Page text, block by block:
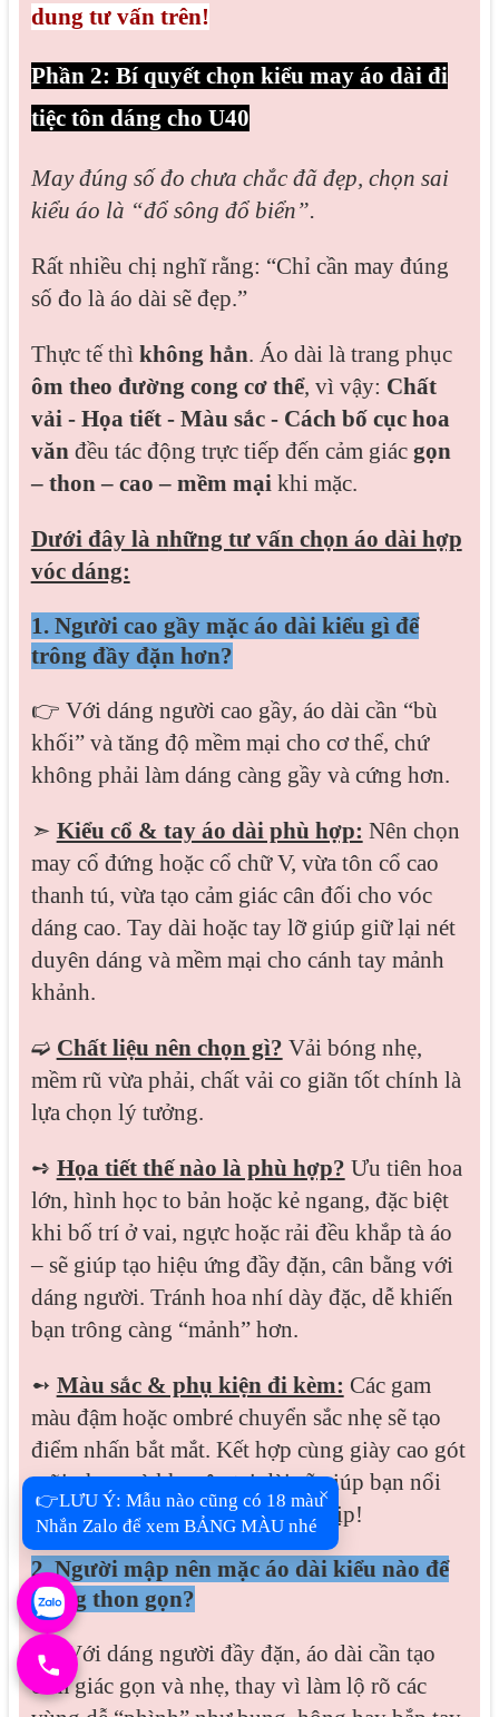
dung tư vấn trên!
Phần 2: Bí quyết chọn kiểu may áo dài đi
tiệc tôn dáng cho U40
May đúng số đo chưa chắc đã đẹp, chọn sai
kiểu áo là “đổ sông đổ biển”.
Rất nhiều chị nghĩ rằng: “Chỉ cần may đúng
số đo là áo dài sẽ đẹp.”
Thực tế thì không hẳn. Áo dài là trang phục
ôm theo đường cong cơ thể, vì vậy: Chất
vải - Họa tiết - Màu sắc - Cách bố cục hoa
văn đều tác động trực tiếp đến cảm giác gọn
– thon – cao – mềm mạikhi mặc.
Dưới đây là những tư vấn chọn áo dài hợp
vóc dáng:
1. Người cao gầy mặc áo dài kiểu gì để
trông đầy đặn hơn?
👉 Với dáng người cao gầy, áo dài cần “bù
khối” và tăng độ mềm mại cho cơ thể, chứ
không phải làm dáng càng gầy và cứng hơn.
➣ Kiểu cổ & tay áo dài phù hợp: Nên chọn
may cổ đứng hoặc cổ chữ V, vừa tôn cổ cao
thanh tú, vừa tạo cảm giác cân đối cho vóc
dáng cao. Tay dài hoặc tay lỡ giúp giữ lại nét
duyên dáng và mềm mại cho cánh tay mảnh
khảnh.
➫ Chất liệu nên chọn gì? Vải bóng nhẹ,
mềm rũ vừa phải, chất vải co giãn tốt chính là
lựa chọn lý tưởng.
➺ Họa tiết thế nào là phù hợp? Ưu tiên hoa
lớn, hình học to bản hoặc kẻ ngang, đặc biệt
khi bố trí ở vai, ngực hoặc rải đều khắp tà áo
– sẽ giúp tạo hiệu ứng đầy đặn, cân bằng với
dáng người. Tránh hoa nhí dày đặc, dễ khiến
bạn trông càng “mảnh” hơn.
➻ Màu sắc & phụ kiện đi kèm: Các gam
màu đậm hoặc ombré chuyển sắc nhẹ sẽ tạo
điểm nhấn bắt mắt. Kết hợp cùng giày cao gót
mũi nhọn và khuyên tai dài sẽ giúp bạn nổi
bật và cuốn hút hơn trong mọi dịp!
2. Người mập nên mặc áo dài kiểu nào để
trông thon gọn?
👉 Với dáng người đầy đặn, áo dài cần tạo
cảm giác gọn và nhẹ, thay vì làm lộ rõ các
×
👉LƯU Ý: Mẫu nào cũng có 18 màu
Nhắn Zalo để xem BẢNG MÀU nhé